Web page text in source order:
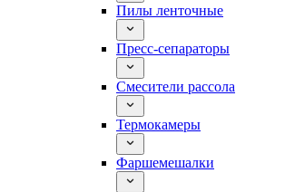
Пилы ленточные
Пресс-сепараторы
Смесители рассола
Термокамеры
Фаршемешалки